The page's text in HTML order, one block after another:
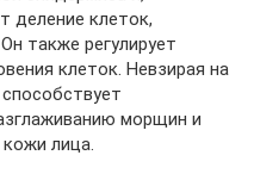
деление клеток,
также регулирует
клеток. Невзирая на
морщин и
лица.